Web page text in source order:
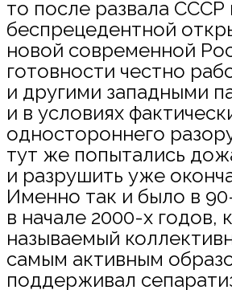
то после развала СССР
беспрецедентной
новой современной
готовности честно
и другими западными
и в условиях
одностороннего
тут же попытались
и разрушить уже
Именно так и было в
в начале 2000-х годов,
называемый
самым активным
поддерживал